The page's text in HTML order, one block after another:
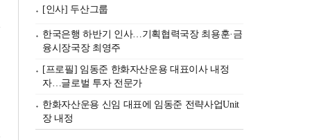
[인사] 두산그룹
한국은행 하반기 인사…기획협력국장 최용훈·금
융시장국장 최영주
[프로필] 임동준 한화자산운용 대표이사 내정
자…글로벌 투자 전문가
한화자산운용 신임 대표에 임동준 전략사업Unit
장 내정